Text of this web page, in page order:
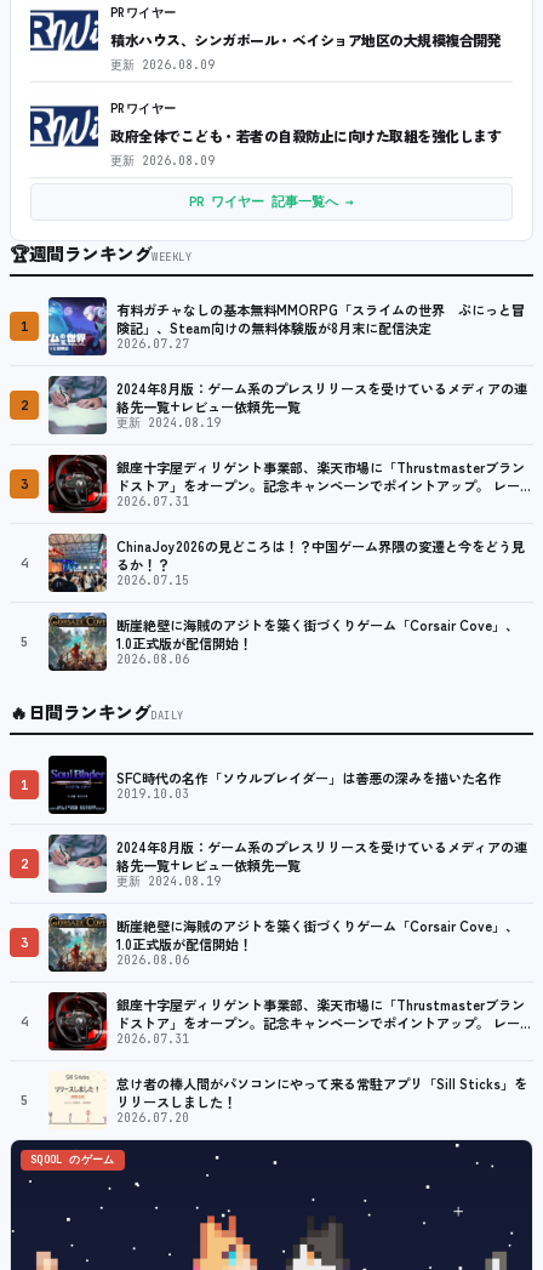
PRワイヤー
積水ハウス、シンガポール・ベイショア地区の大規模複合開発
更新 2026.08.09
PRワイヤー
政府全体でこども・若者の自殺防止に向けた取組を強化します
更新 2026.08.09
PR ワイヤー 記事一覧へ →
🏆週間ランキングWEEKLY
1
有料ガチャなしの基本無料MMORPG「スライムの世界 ぷにっと冒
険記」、Steam向けの無料体験版が8月末に配信決定
2026.07.27
2
2024年8月版：ゲーム系のプレスリリースを受けているメディアの連
絡先一覧+レビュー依頼先一覧
更新 2024.08.19
3
銀座十字屋ディリゲント事業部、楽天市場に「Thrustmasterブラン
ドストア」をオープン。記念キャンペーンでポイントアップ。 レーシ
ング／フライトシム向けコントローラーを中心に、幅広くラインナッ
2026.07.31
4
ChinaJoy2026の見どころは！？中国ゲーム界隈の変遷と今をどう見
るか！？
2026.07.15
5
断崖絶壁に海賊のアジトを築く街づくりゲーム「Corsair Cove」、
1.0正式版が配信開始！
2026.08.06
🔥日間ランキングDAILY
1 SFC時代の名作「ソウルブレイダー」は善悪の深みを描いた名作
2019.10.03
2
2024年8月版：ゲーム系のプレスリリースを受けているメディアの連
絡先一覧+レビュー依頼先一覧
更新 2024.08.19
3
断崖絶壁に海賊のアジトを築く街づくりゲーム「Corsair Cove」、
1.0正式版が配信開始！
2026.08.06
4
銀座十字屋ディリゲント事業部、楽天市場に「Thrustmasterブラン
ドストア」をオープン。記念キャンペーンでポイントアップ。 レーシ
ング／フライトシム向けコントローラーを中心に、幅広くラインナッ
2026.07.31
5
怠け者の棒人間がパソコンにやって来る常駐アプリ「Sill Sticks」を
リリースしました！
2026.07.20
SQOOL のゲーム